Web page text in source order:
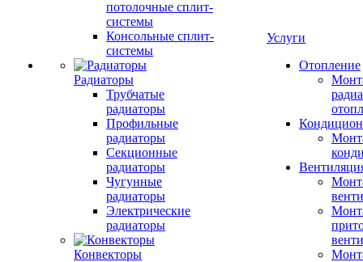
потолочные сплит-
системы
Консольные сплит-
системы
Радиаторы
Трубчатые
радиаторы
Профильные
радиаторы
Секционные
радиаторы
Чугунные
радиаторы
Электрические
радиаторы
Конвекторы
Услуги
Отопление